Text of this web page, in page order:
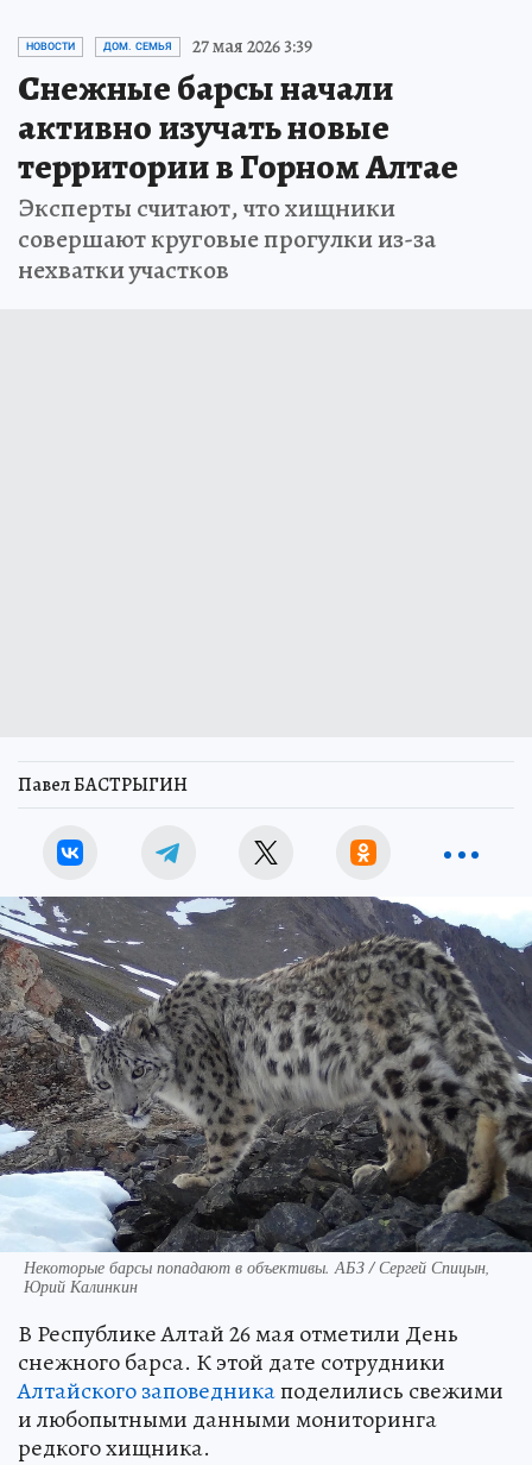
НОВОСТИ ДОМ. СЕМЬЯ 27 мая 2026 3:39
Снежные барсы начали
активно изучать новые
территории в Горном Алтае
Эксперты считают, что хищники
совершают круговые прогулки из-за
нехватки участков
Павел БАСТРЫГИН
Некоторые барсы попадают в объективы. АБЗ / Сергей Спицын,
Юрий Калинкин
В Республике Алтай 26 мая отметили День
снежного барса. К этой дате сотрудники
Алтайского заповедникаподелились свежими
и любопытными данными мониторинга
редкого хищника.